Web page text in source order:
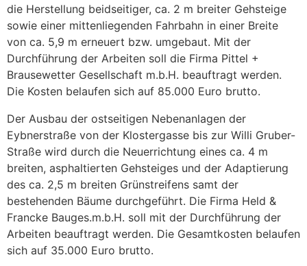
die Herstellung beidseitiger, ca. 2 m breiter Gehsteige
sowie einer mittenliegenden Fahrbahn in einer Breite
von ca. 5,9 m erneuert bzw. umgebaut. Mit der
Durchführung der Arbeiten soll die Firma Pittel +
Brausewetter Gesellschaft m.b.H. beauftragt werden.
Die Kosten belaufen sich auf 85.000 Euro brutto.
Der Ausbau der ostseitigen Nebenanlagen der
Eybnerstraße von der Klostergasse bis zur Willi Gruber-
Straße wird durch die Neuerrichtung eines ca. 4 m
breiten, asphaltierten Gehsteiges und der Adaptierung
des ca. 2,5 m breiten Grünstreifens samt der
bestehenden Bäume durchgeführt. Die Firma Held &
Francke Bauges.m.b.H. soll mit der Durchführung der
Arbeiten beauftragt werden. Die Gesamtkosten belaufen
sich auf 35.000 Euro brutto.